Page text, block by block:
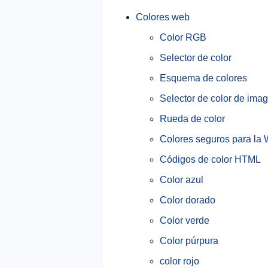
Colores web
Color RGB
Selector de color
Esquema de colores
Selector de color de
Rueda de color
Colores seguros para la
Códigos de color HTML
Color azul
Color dorado
Color verde
Color púrpura
color rojo